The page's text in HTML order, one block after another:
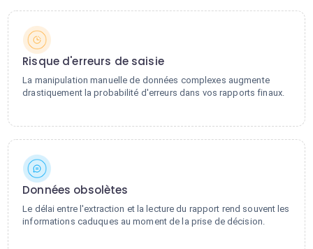
Risque d'erreurs de saisie
La manipulation manuelle de données complexes augmente
drastiquement la probabilité d'erreurs dans vos rapports finaux.
Données obsolètes
Le délai entre l'extraction et la lecture du rapport rend souvent les
informations caduques au moment de la prise de décision.